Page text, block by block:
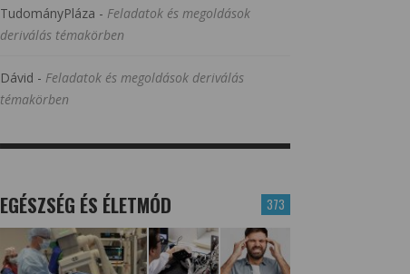
TudományPláza - Feladatok és megoldások
deriválás témakörben
Dávid - Feladatok és megoldások deriválás
témakörben
373
EGÉSZSÉG ÉS ÉLETMÓD